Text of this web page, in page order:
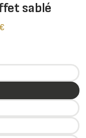
sablé
€